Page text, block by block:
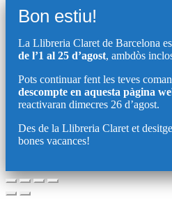
Bon estiu!
La Llibreria Claret de Barcelona
de l’1 al 25 d’agost, ambdòs
Pots continuar fent les teves
descompte en aquesta pàgina
reactivaran dimecres 26 d’agost.
Des de la Llibreria Claret et
bones vacances!